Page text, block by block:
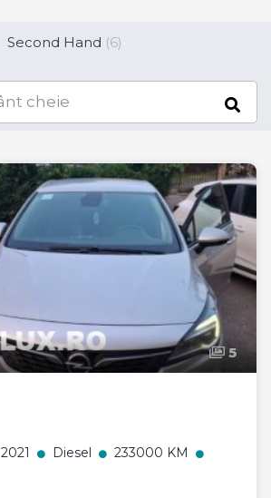
Second Hand (6)
5
2021 Diesel
233000 KM